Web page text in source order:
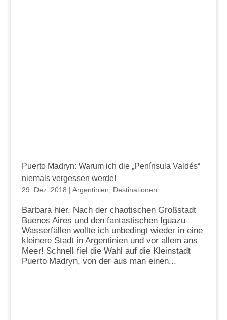
Puerto Madryn: Warum ich die „Península Valdés“
niemals vergessen werde!
29. Dez. 2018 | Argentinien, Destinationen
Barbara hier. Nach der chaotischen Großstadt
Buenos Aires und den fantastischen Iguazu
Wasserfällen wollte ich unbedingt wieder in eine
kleinere Stadt in Argentinien und vor allem ans
Meer! Schnell fiel die Wahl auf die Kleinstadt
Puerto Madryn, von der aus man einen...